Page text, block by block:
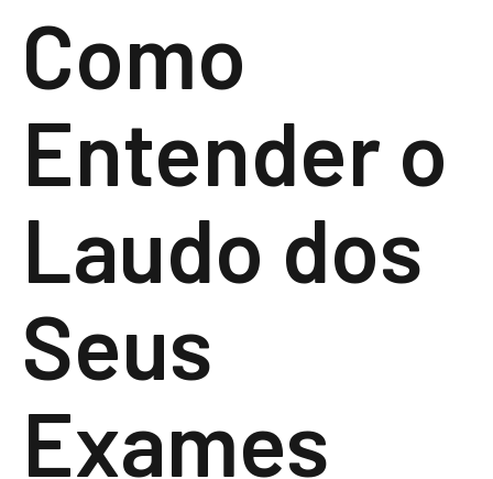
Como
Entender o
Laudo dos
Seus
Exames